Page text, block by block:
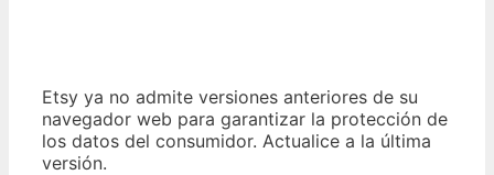
Etsy ya no admite versiones anteriores de su
navegador web para garantizar la protección de
los datos del consumidor. Actualice a la última
versión.